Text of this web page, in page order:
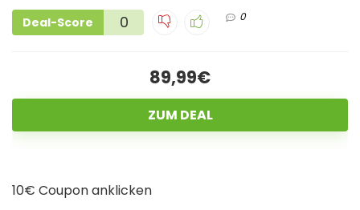
Deal-Score 0 0
89,99€
ZUM DEAL
10€ Coupon anklicken